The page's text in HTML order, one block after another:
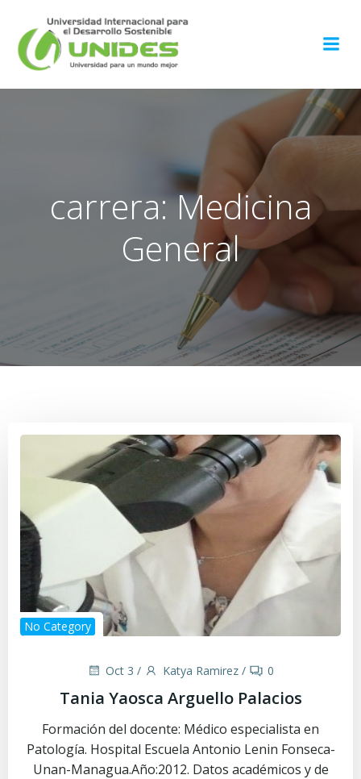
al
carrera: Medicina
General
No Category
Oct 3 / Katya Ramirez / 0
Tania Yaosca Arguello Palacios
Formación del docente: Médico especialista en
Patología. Hospital Escuela Antonio Lenin Fonseca-
Unan-Managua.Año:2012. Datos académicos y de